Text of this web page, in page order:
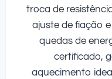
troca de
ajuste de fiação
quedas de
certificado,
aquecimento